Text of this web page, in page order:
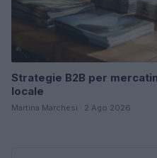
Strategie B2B per
locale
Martina Marchesi · 2 Ago 2026